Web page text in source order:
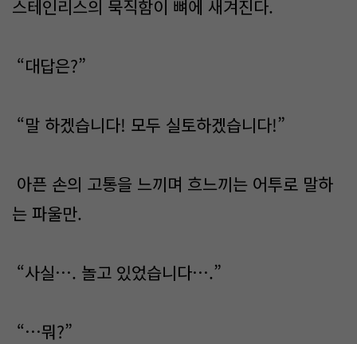
스테인리스의 묵직함이 뼈에 새겨진다.
“대답은?”
“말 하겠습니다! 모두 실토하겠습니다!”
아픈 손의 고통을 느끼며 흐느끼는 어투로 말하
는 파울만.
“사실…. 놀고 있었습니다….”
“…뭐?”